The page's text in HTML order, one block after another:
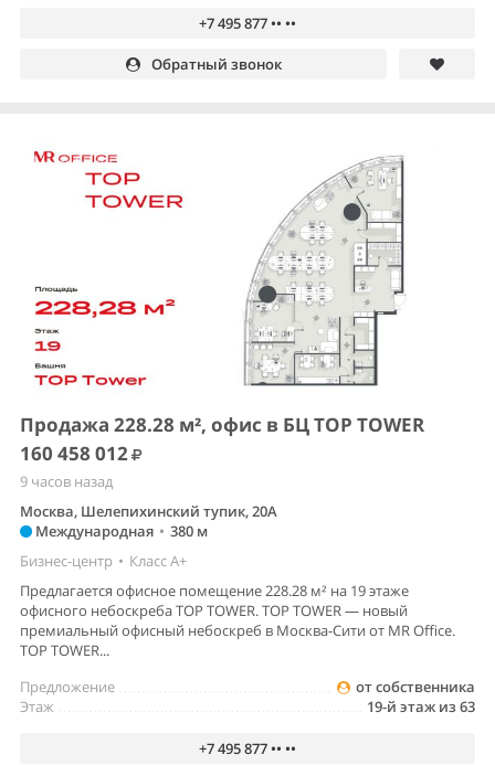
+7 495 877 •• ••
Обратный звонок
Продажа 228.28 м², офис в БЦ TOP TOWER
160 458 012
9 часов назад
Москва, Шелепихинский тупик, 20А
Международная • 380 м
Бизнес-центр • Класс A+
Предлагается офисное помещение 228.28 м² на 19 этаже
офисного небоскреба TOP TOWER. TOP TOWER — новый
премиальный офисный небоскреб в Москва-Сити от MR Office.
TOP TOWER...
от собственника
Предложение
19-й этаж из 63
Этаж
+7 495 877 •• ••